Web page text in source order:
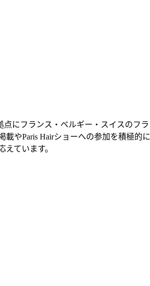
点にフランス・ベルギー・スイスの
載やParis Hairショーへの参加を積極的
えています。